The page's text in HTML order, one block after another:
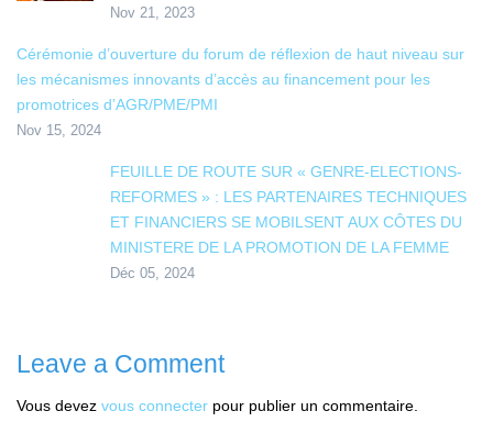
Nov 21, 2023
Cérémonie d’ouverture du forum de réflexion de haut niveau sur
les mécanismes innovants d’accès au financement pour les
promotrices d’AGR/PME/PMI
Nov 15, 2024
FEUILLE DE ROUTE SUR « GENRE-ELECTIONS-
REFORMES » : LES PARTENAIRES TECHNIQUES
ET FINANCIERS SE MOBILSENT AUX CÔTES DU
MINISTERE DE LA PROMOTION DE LA FEMME
Déc 05, 2024
Leave a Comment
Vous devez vous connecter pour publier un commentaire.